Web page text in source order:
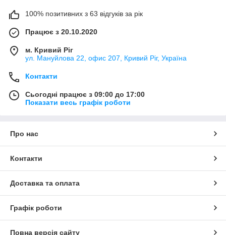
100% позитивних з 63 відгуків за рік
Працює з 20.10.2020
м. Кривий Ріг
ул. Мануйлова 22, офис 207, Кривий Ріг, Україна
Контакти
Сьогодні працює з 09:00 до 17:00
Показати весь графік роботи
Про нас
Контакти
Доставка та оплата
Графік роботи
Повна версія сайту